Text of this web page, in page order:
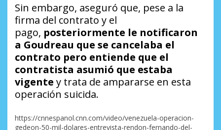
Sin embargo, aseguró que, pese a la
firma del contrato y el
pago, posteriormente le notificaron
a Goudreau que se cancelaba el
contrato pero entiende que el
contratista asumió que estaba
vigente y trata de ampararse en esta
operación suicida.
https://cnnespanol.cnn.com/video/venezuela-operacion-
gedeon-50-mil-dolares-entrevista-rendon-fernando-del-